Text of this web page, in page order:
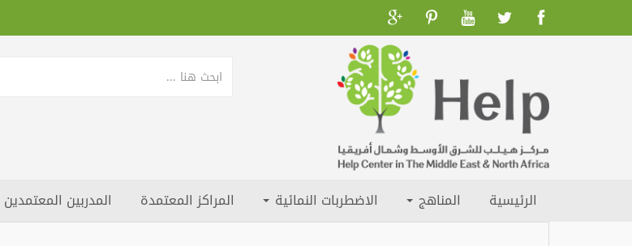
الرئيسية المناهج الاضطربات النمائية المراكز المعتمدة المدربين المعتمدين